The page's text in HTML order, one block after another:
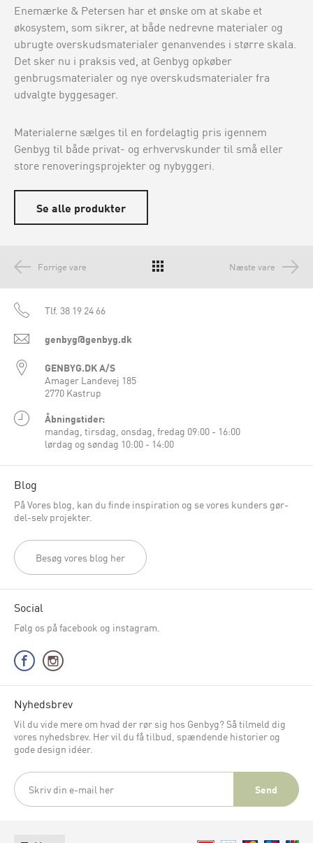
Enemærke & Petersen har et ønske om at skabe et
økosystem, som sikrer, at både nedrevne materialer og
ubrugte overskudsmaterialer genanvendes i større skala.
Det sker nu i praksis ved, at Genbyg opkøber
genbrugsmaterialer og nye overskudsmaterialer fra
udvalgte byggesager.
Materialerne sælges til en fordelagtig pris igennem
Genbyg til både privat- og erhvervskunder til små eller
store renoveringsprojekter og nybyggeri.
Se alle produkter
Forrige vare Næste vare
Tlf. 38 19 24 66
genbyg@genbyg.dk
GENBYG.DK A/S
Amager Landevej 185
2770 Kastrup
Åbningstider:
mandag, tirsdag, onsdag, fredag 09:00 - 16:00
lørdag og søndag 10:00 - 14:00
Blog
På Vores blog, kan du finde inspiration og se vores kunders gør-
del-selv projekter.
Besøg vores blog her
Social
Følg os på facebook og instagram.
Nyhedsbrev
Vil du vide mere om hvad der rør sig hos Genbyg? Så tilmeld dig
vores nyhedsbrev. Her vil du få tilbud, spændende historier og
gode design idéer.